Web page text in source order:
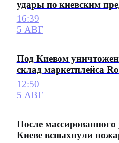
удары по киевским
16:39
5 АВГ
Под Киевом
склад маркетплейса
12:50
5 АВГ
После
Киеве вспыхнули